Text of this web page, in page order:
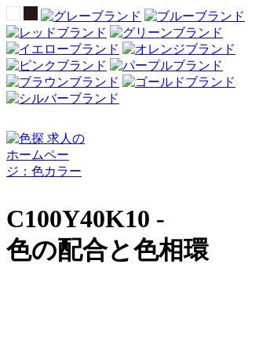
C100Y40K10 -
色の配合と色相環